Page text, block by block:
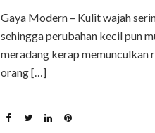
Gaya Modern – Kulit wajah
sehingga perubahan kecil pun
meradang kerap memunculkan
orang […]